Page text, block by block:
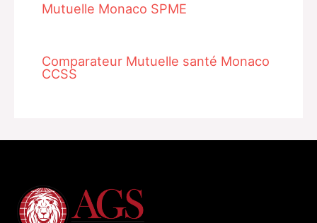
Mutuelle Monaco SPME
Comparateur Mutuelle santé Monaco
CCSS